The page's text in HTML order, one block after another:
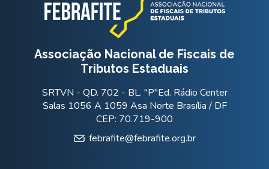
Associação Nacional de Fiscais de
Tributos Estaduais
SRTVN - QD. 702 - BL. "P"Ed. Rádio Center
Salas 1056 A 1059 Asa Norte Brasília / DF
CEP: 70.719-900
febrafite@febrafite.org.br